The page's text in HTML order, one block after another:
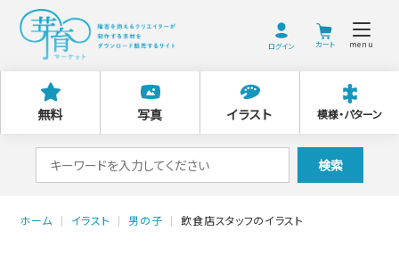
ログイン menu
無料 写真 イラスト 模様・パターン
索
検索
ホーム イラスト 男の子 飲食店スタッフのイラスト